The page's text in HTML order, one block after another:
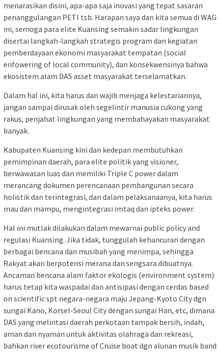
menarasikan disini, apa-apa saja inovasi yang tepat sasaran
penanggulangan PETI tsb. Harapan saya dan kita semua di WAG
ini, semoga para elite Kuansing semakin sadar lingkungan
disertai langkah-langkah strategis program dan kegiatan
pemberdayaan ekonomi masyarakat tempatan (social
enfowering of local community), dan konsekwensinya bahwa
ekosistem alam DAS asset masyarakat terselamatkan.
Dalam hal ini, kita harus dan wajib menjaga kelestariannya,
jangan sampai dirusak oleh segelintir manusia cukong yang
rakus, penjahat lingkungan yang membahayakan masyarakat
banyak.
Kabupaten Kuansing kini dan kedepan membutuhkan
pemimpinan daerah, para elite politik yang visioner,
berwawasan luas dan memiliki Triple C power dalam
merancang dokumen perencanaan pembangunan secara
holistik dan terintegrasi, dan dalam pelaksanaanya, kita harus
mau dan mampu, mengintegrasi imtaq dan ipteks power.
Hal ini mutlak dilakukan dalam mewarnai public policy and
regulasi Kuansing. Jika tidak, tunggulah kehancuran dengan
berbagai bencana dan musibah yang menimpa, sehingga
Rakyat akan berpotensi merana dan sengsara dibuatnya.
Ancaman bencana alam faktor ekologis (environment system)
harus tetap kita waspadai dan antisipasi dengan cerdas based
on scientific spt negara-negara maju Jepang-Kyoto City dgn
sungai Kano, Korsel-Seoul City dengan sungai Han, etc, dimana
DAS yang melintasi daerah perkotaan tampak bersih, indah,
aman dan nyaman untuk aktivitas olahraga dan rekreasi,
bahkan river ecotourisme of Cruise boat dgn alunan musik band